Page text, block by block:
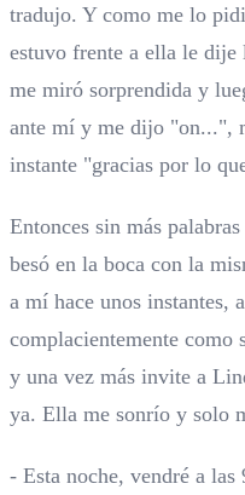
tradujo. Y como me lo
estuvo frente a ella le
me miró sorprendida y
ante mí y me dijo "on...",
instante "gracias por lo
Entonces sin más
besó en la boca con la
a mí hace unos instantes,
complacientemente como
y una vez más invite a
ya. Ella me sonrío y solo
- Esta noche, vendré a